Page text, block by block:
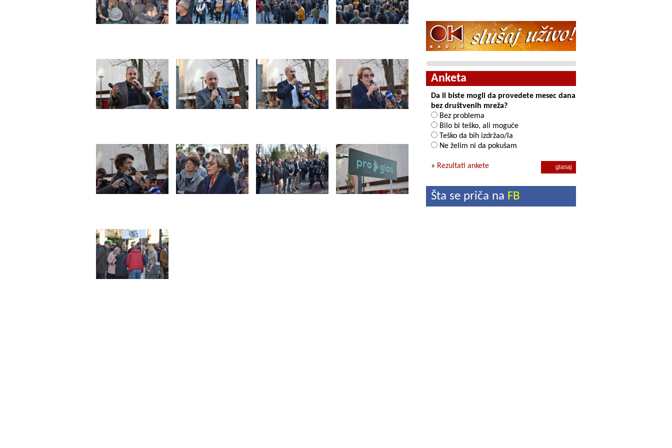
Anketa
Da li biste mogli da provedete mesec dana
bez društvenih mreža?
Bez problema
Bilo bi teško, ali moguće
Teško da bih izdržao/la
Ne želim ni da pokušam
» Rezultati ankete
Šta se priča na FB